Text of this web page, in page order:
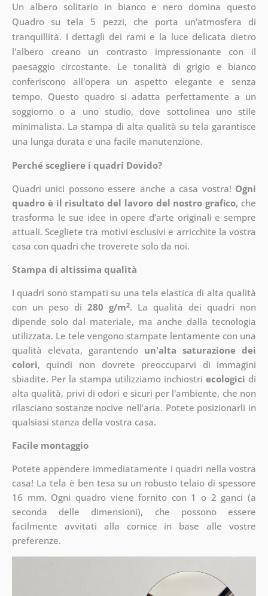
Un albero solitario in bianco e nero domina questo
Quadro su tela 5 pezzi, che porta un'atmosfera di
tranquillità. I dettagli dei rami e la luce delicata dietro
l'albero creano un contrasto impressionante con il
paesaggio circostante. Le tonalità di grigio e bianco
conferiscono all'opera un aspetto elegante e senza
tempo. Questo quadro si adatta perfettamente a un
soggiorno o a uno studio, dove sottolinea uno stile
minimalista. La stampa di alta qualità su tela garantisce
una lunga durata e una facile manutenzione.
Perché scegliere i quadri Dovido?
Quadri unici possono essere anche a casa vostra! Ogni
quadro è il risultato del lavoro del nostro grafico, che
trasforma le sue idee in opere d’arte originali e sempre
attuali. Scegliete tra motivi esclusivi e arricchite la vostra
casa con quadri che troverete solo da noi.
Stampa di altissima qualità
I quadri sono stampati su una tela elastica di alta qualità
con un peso di 280 g/m2. La qualità dei quadri non
dipende solo dal materiale, ma anche dalla tecnologia
utilizzata. Le tele vengono stampate lentamente con una
qualità elevata, garantendo un'alta saturazione dei
colori, quindi non dovrete preoccuparvi di immagini
sbiadite. Per la stampa utilizziamo inchiostriecologici di
alta qualità, privi di odori e sicuri per l'ambiente, che non
rilasciano sostanze nocive nell’aria. Potete posizionarli in
qualsiasi stanza della vostra casa.
Facile montaggio
Potete appendere immediatamente i quadri nella vostra
casa! La tela è ben tesa su un robusto telaio di spessore
16 mm. Ogni quadro viene fornito con 1 o 2 ganci (a
seconda delle dimensioni), che possono essere
facilmente avvitati alla cornice in base alle vostre
preferenze.